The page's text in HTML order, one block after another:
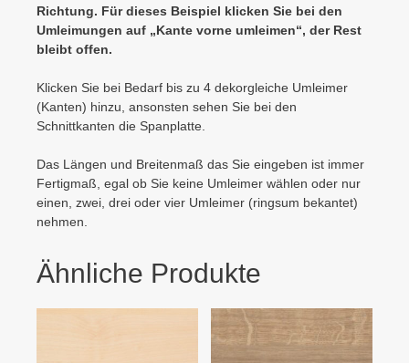
Richtung. Für dieses Beispiel klicken Sie bei den
Umleimungen auf „Kante vorne umleimen“, der Rest
bleibt offen.
Klicken Sie bei Bedarf bis zu 4 dekorgleiche Umleimer
(Kanten) hinzu, ansonsten sehen Sie bei den
Schnittkanten die Spanplatte.
Das Längen und Breitenmaß das Sie eingeben ist immer
Fertigmaß, egal ob Sie keine Umleimer wählen oder nur
einen, zwei, drei oder vier Umleimer (ringsum bekantet)
nehmen.
Ähnliche Produkte